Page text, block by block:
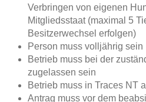
Verbringen von eigenen
Mitgliedsstaat (maximal 5
Besitzerwechsel erfolgen)
Person muss volljährig sein
Betrieb muss bei der
zugelassen sein
Betrieb muss in Traces NT
Antrag muss vor dem